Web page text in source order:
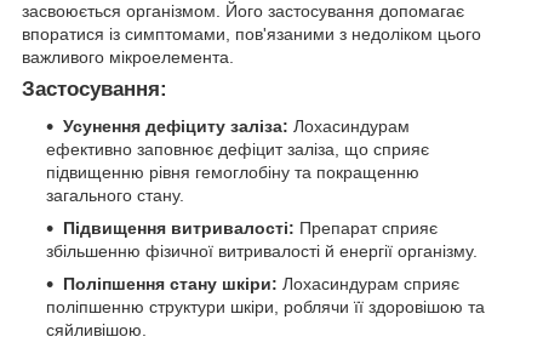
засвоюється організмом. Його застосування допомагає
впоратися із симптомами, пов'язаними з недоліком цього
важливого мікроелемента.
Застосування:
Усунення дефіциту заліза: Лохасиндурам
ефективно заповнює дефіцит заліза, що сприяє
підвищенню рівня гемоглобіну та покращенню
загального стану.
Підвищення витривалості: Препарат сприяє
збільшенню фізичної витривалості й енергії організму.
Поліпшення стану шкіри: Лохасиндурам сприяє
поліпшенню структури шкіри, роблячи її здоровішою та
сяйливішою.